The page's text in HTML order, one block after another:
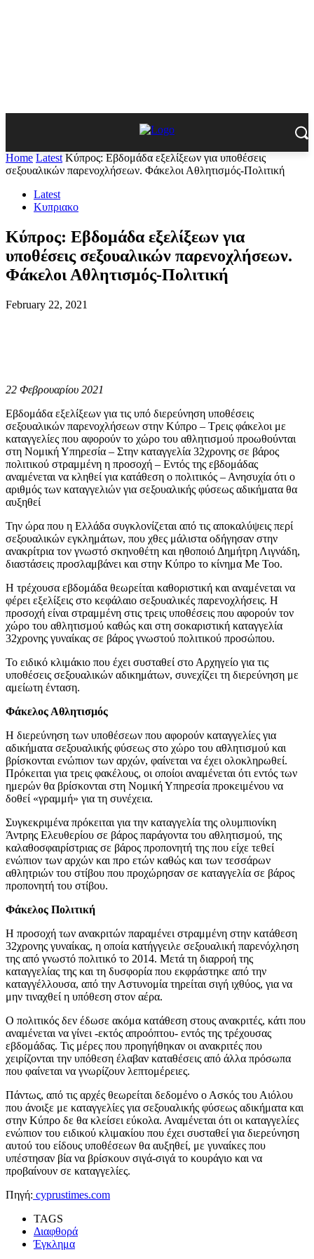
Home Latest Κύπρος: Εβδομάδα εξελίξεων για υποθέσεις
σεξουαλικών παρενοχλήσεων. Φάκελοι Αθλητισμός-Πολιτική
Latest
Κυπριακο
Κύπρος: Εβδομάδα εξελίξεων για
υποθέσεις σεξουαλικών παρενοχλήσεων.
Φάκελοι Αθλητισμός-Πολιτική
February 22, 2021
22 Φεβρουαρίου 2021
Εβδομάδα εξελίξεων για τις υπό διερεύνηση υποθέσεις
σεξουαλικών παρενοχλήσεων στην Κύπρο – Τρεις φάκελοι με
καταγγελίες που αφορούν το χώρο του αθλητισμού προωθούνται
στη Νομική Υπηρεσία – Στην καταγγελία 32χρονης σε βάρος
πολιτικού στραμμένη η προσοχή – Εντός της εβδομάδας
αναμένεται να κληθεί για κατάθεση ο πολιτικός – Ανησυχία ότι ο
αριθμός των καταγγελιών για σεξουαλικής φύσεως αδικήματα θα
αυξηθεί
Την ώρα που η Ελλάδα συγκλονίζεται από τις αποκαλύψεις περί
σεξουαλικών εγκλημάτων, που χθες μάλιστα οδήγησαν στην
ανακρίτρια τον γνωστό σκηνοθέτη και ηθοποιό Δημήτρη Λιγνάδη,
διαστάσεις προσλαμβάνει και στην Κύπρο το κίνημα Me Too.
Η τρέχουσα εβδομάδα θεωρείται καθοριστική και αναμένεται να
φέρει εξελίξεις στο κεφάλαιο σεξουαλικές παρενοχλήσεις. Η
προσοχή είναι στραμμένη στις τρεις υποθέσεις που αφορούν τον
χώρο του αθλητισμού καθώς και στη σοκαριστική καταγγελία
32χρονης γυναίκας σε βάρος γνωστού πολιτικού προσώπου.
Το ειδικό κλιμάκιο που έχει συσταθεί στο Αρχηγείο για τις
υποθέσεις σεξουαλικών αδικημάτων, συνεχίζει τη διερεύνηση με
αμείωτη ένταση.
Φάκελος Αθλητισμός
Η διερεύνηση των υποθέσεων που αφορούν καταγγελίες για
αδικήματα σεξουαλικής φύσεως στο χώρο του αθλητισμού και
βρίσκονται ενώπιον των αρχών, φαίνεται να έχει ολοκληρωθεί.
Πρόκειται για τρεις φακέλους, οι οποίοι αναμένεται ότι εντός των
ημερών θα βρίσκονται στη Νομική Υπηρεσία προκειμένου να
δοθεί «γραμμή» για τη συνέχεια.
Συγκεκριμένα πρόκειται για την καταγγελία της ολυμπιονίκη
Άντρης Ελευθερίου σε βάρος παράγοντα του αθλητισμού, της
καλαθοσφαιρίστριας σε βάρος προπονητή της που είχε τεθεί
ενώπιον των αρχών και προ ετών καθώς και των τεσσάρων
αθλητριών του στίβου που προχώρησαν σε καταγγελία σε βάρος
προπονητή του στίβου.
Φάκελος Πολιτική
Η προσοχή των ανακριτών παραμένει στραμμένη στην κατάθεση
32χρονης γυναίκας, η οποία κατήγγειλε σεξουαλική παρενόχληση
της από γνωστό πολιτικό το 2014. Μετά τη διαρροή της
καταγγελίας της και τη δυσφορία που εκφράστηκε από την
καταγγέλλουσα, από την Αστυνομία τηρείται σιγή ιχθύος, για να
μην τιναχθεί η υπόθεση στον αέρα.
Ο πολιτικός δεν έδωσε ακόμα κατάθεση στους ανακριτές, κάτι που
αναμένεται να γίνει -εκτός απροόπτου- εντός της τρέχουσας
εβδομάδας. Τις μέρες που προηγήθηκαν οι ανακριτές που
χειρίζονται την υπόθεση έλαβαν καταθέσεις από άλλα πρόσωπα
που φαίνεται να γνωρίζουν λεπτομέρειες.
Πάντως, από τις αρχές θεωρείται δεδομένο ο Ασκός του Αιόλου
που άνοιξε με καταγγελίες για σεξουαλικής φύσεως αδικήματα και
στην Κύπρο δε θα κλείσει εύκολα. Αναμένεται ότι οι καταγγελίες
ενώπιον του ειδικού κλιμακίου που έχει συσταθεί για διερεύνηση
αυτού του είδους υποθέσεων θα αυξηθεί, με γυναίκες που
υπέστησαν βία να βρίσκουν σιγά-σιγά το κουράγιο και να
προβαίνουν σε καταγγελίες.
Πηγή: cyprustimes.com
TAGS
Διαφθορά
Έγκλημα